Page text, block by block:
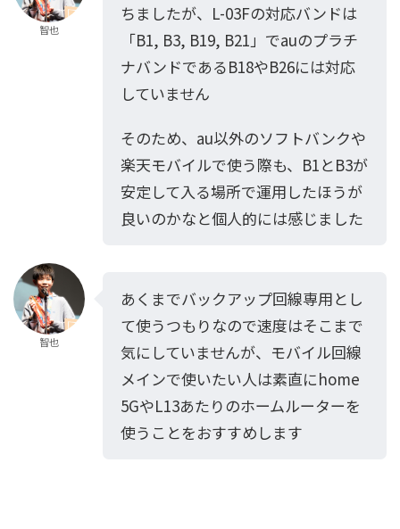
智也
ちましたが、L-03Fの対応バンドは
「B1, B3, B19, B21」でauのプラチ
ナバンドであるB18やB26には対応
していません
そのため、au以外のソフトバンクや
楽天モバイルで使う際も、B1とB3が
安定して入る場所で運用したほうが
良いのかなと個人的には感じました
智也
あくまでバックアップ回線専用とし
て使うつもりなので速度はそこまで
気にしていませんが、モバイル回線
メインで使いたい人は素直にhome
5GやL13あたりのホームルーターを
使うことをおすすめします